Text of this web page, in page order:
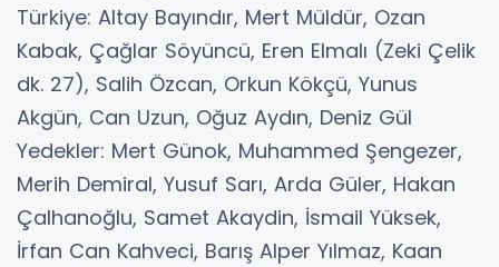
Türkiye: Altay Bayındır, Mert Müldür, Ozan
Kabak, Çağlar Söyüncü, Eren Elmalı (Zeki Çelik
dk. 27), Salih Özcan, Orkun Kökçü, Yunus
Akgün, Can Uzun, Oğuz Aydın, Deniz Gül
Yedekler: Mert Günok, Muhammed Şengezer,
Merih Demiral, Yusuf Sarı, Arda Güler, Hakan
Çalhanoğlu, Samet Akaydin, İsmail Yüksek,
İrfan Can Kahveci, Barış Alper Yılmaz, Kaan